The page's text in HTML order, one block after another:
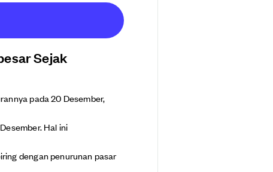
Sejak
pada 20 Desember,
Hal ini
dengan penurunan pasar